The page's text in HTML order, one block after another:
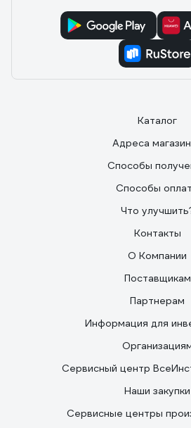
Каталог
Адреса
Способы
Способы
Что
Контакты
О Компании
Поставщикам
Партнерам
Информация для
Сервисный центр
Наши закупки
Сервисные центры